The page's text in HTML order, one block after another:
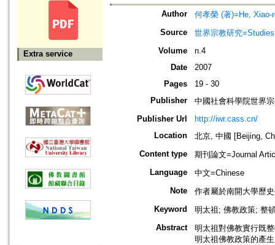
Extra service
Author
何孝榮 (著)=He, Xiao-
Source
世界宗教研究
Volume
n.4
Date
2007
Pages
19 - 30
Publisher
中國社會科學院世界
Publisher Url
http://iwr.cass.cn/
Location
北京, 中國 [Beijing,
Content type
期刊論文=Journal
Language
中文=Chinese
Note
作者屬於南開大學歷
Keyword
明太祖; 佛教政策; 整
Abstract
明太祖對佛教實行既
明太祖佛教政策的產